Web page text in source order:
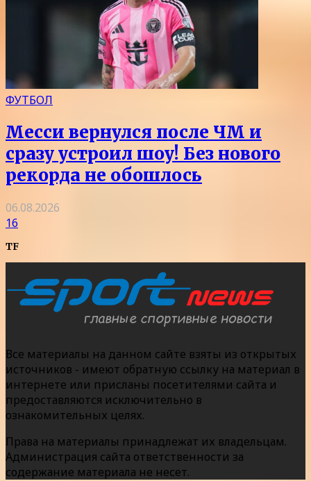
ФУТБОЛ
Месси вернулся после ЧМ и
сразу устроил шоу! Без нового
рекорда не обошлось
06.08.2026
16
TF
Все материалы на данном сайте взяты из открытых
источников - имеют обратную ссылку на материал в
интернете или присланы посетителями сайта и
предоставляются исключительно в
ознакомительных целях.
Права на материалы принадлежат их владельцам.
Администрация сайта ответственности за
содержание материала не несет.